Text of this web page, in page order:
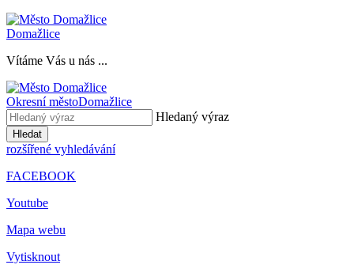
Domažlice
Vítáme Vás u nás ...
Okresní městoDomažlice
Hledaný výraz
Hledat
rozšířené vyhledávání
FACEBOOK
Youtube
Mapa webu
Vytisknout